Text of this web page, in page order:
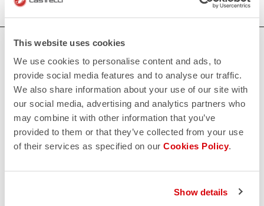
This website uses cookies
We use cookies to personalise content and ads, to
provide social media features and to analyse our traffic.
We also share information about your use of our site with
our social media, advertising and analytics partners who
may combine it with other information that you’ve
provided to them or that they’ve collected from your use
of their services as specified on our Cookies Policy.
Show details
BRAUCHEN SIE HILFE?
Wenn Sie Zweifel haben oder Unterstützung brauchen, keine
Sorge,wir sind für Sie da!
email
KONTAKT
Haben Sie eine Frage an uns?